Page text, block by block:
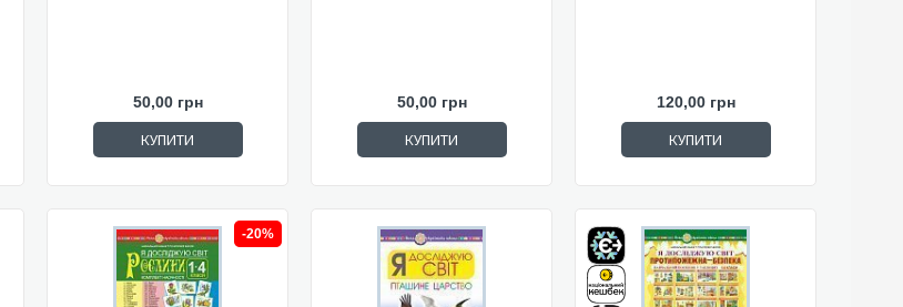
50,00 грн
КУПИТИ
50,00 грн
КУПИТИ
120,00 грн
КУПИТИ
-20%